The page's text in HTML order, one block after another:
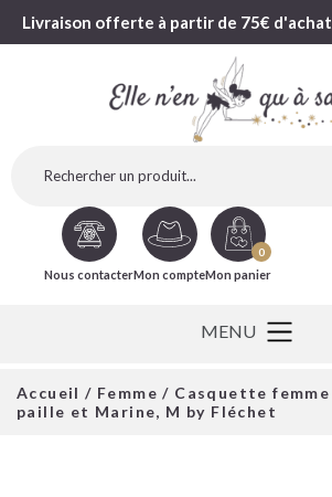
Livraison offerte à partir de 75€ d'achat
Nous contacterMon compte
0
Mon panier
Accueil / Femme / Casquette femme
paille et Marine, M by Fléchet